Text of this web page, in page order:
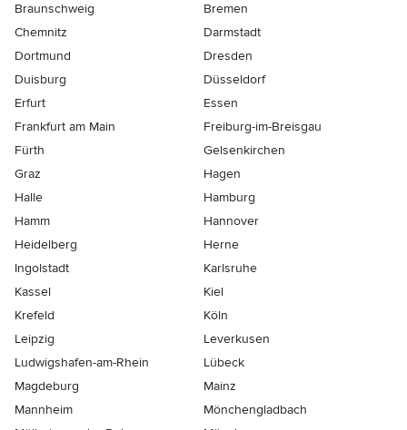
Braunschweig
Bremen
Chemnitz
Darmstadt
Dortmund
Dresden
Duisburg
Düsseldorf
Erfurt
Essen
Frankfurt am Main
Freiburg-im-Breisgau
Fürth
Gelsenkirchen
Graz
Hagen
Halle
Hamburg
Hamm
Hannover
Heidelberg
Herne
Ingolstadt
Karlsruhe
Kassel
Kiel
Krefeld
Köln
Leipzig
Leverkusen
Ludwigshafen-am-Rhein
Lübeck
Magdeburg
Mainz
Mannheim
Mönchen­gladbach